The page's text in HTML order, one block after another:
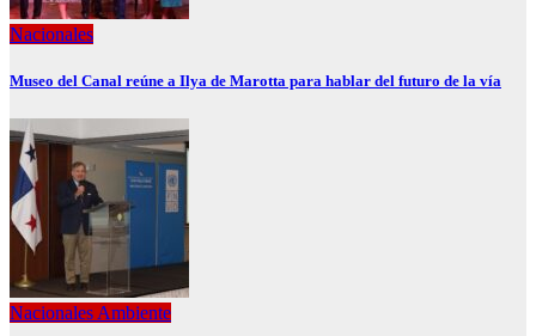
Nacionales
Museo del Canal reúne a Ilya de Marotta para hablar del futuro de la vía
Nacionales Ambiente